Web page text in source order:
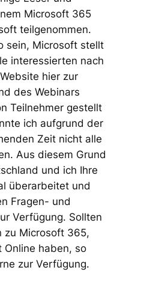
Microsoft 365
teilgenommen.
sein, Microsoft stellt
interessierten nach
hier zur
des Webinars
Teilnehmer gestellt
ich aufgrund der
Zeit nicht alle
Aus diesem Grund
und ich Ihre
überarbeitet und
Fragen- und
Verfügung. Sollten
zu Microsoft 365,
Online haben, so
zur Verfügung.